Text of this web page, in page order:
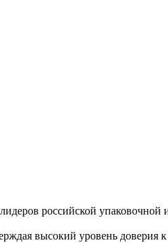
российской
высокий уровень доверия